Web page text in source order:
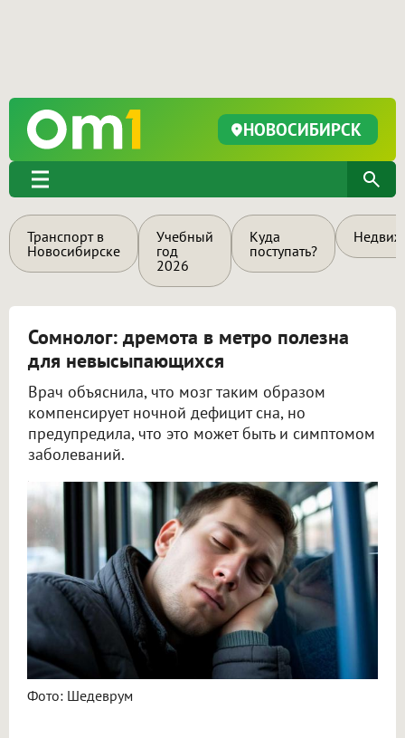
НОВОСИБИРСК
Транспорт в
Новосибирске
Учебный
год
2026
Куда
поступать?
Сомнолог: дремота в метро полезна
для невысыпающихся
Врач объяснила, что мозг таким образом
компенсирует ночной дефицит сна, но
предупредила, что это может быть и симптомом
заболеваний.
Фото: Шедеврум